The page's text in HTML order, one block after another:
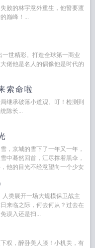
败的林宇意外重生，他誓要渡
巅峰！...
世精彩。打造全球第一商业
佬他是名人的偶像他是时代的
索命啦
继承破落小道观。叮！检测到
陈长...
，京城的雪下了一年又一年，
中蓦然回首，江尽撑着黑伞，
他的目光不经意望向一个少女
类展开一场大规模保卫战主
来临之际，何去何从？过去在
误入还是扫...
权，醉卧美人膝！小机关，有